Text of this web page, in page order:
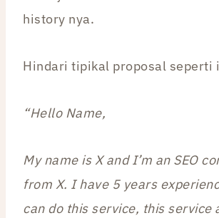
history nya.
Hindari tipikal proposal seperti
“Hello Name,
My name is X and I’m an SEO
from X. I have 5 years
can do this service, this service